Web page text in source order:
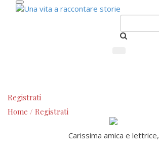
Registrati
Home / Registrati
Carissima amica e lettrice,